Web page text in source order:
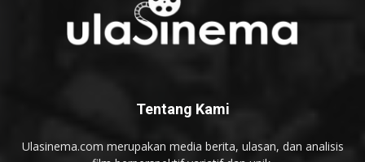
Tentang Kami
Ulasinema.com merupakan media berita, ulasan, dan analisis